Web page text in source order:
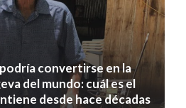
convertirse en la
del mundo: cuál es el
desde hace décadas